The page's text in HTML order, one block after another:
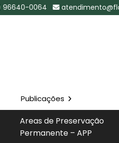
96640-0064
Publicações
Areas de Preservação
Permanente – APP
em São